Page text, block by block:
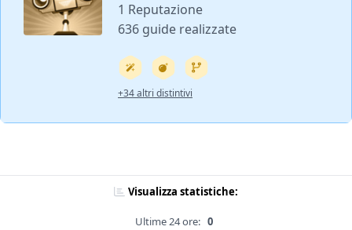
1 Reputazione
636 guide realizzate
+34 altri distintivi
Visualizza statistiche:
Ultime 24 ore: 0